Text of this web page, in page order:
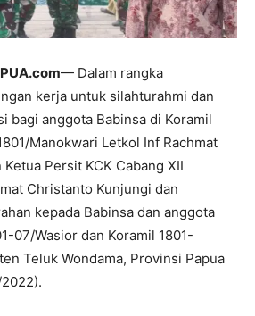
— Dalam rangka
kerja untuk silahturahmi dan
bagi anggota Babinsa di Koramil
Manokwari Letkol Inf Rachmat
Persit KCK Cabang XII
Christanto Kunjungi dan
kepada Babinsa dan anggota
07/Wasior dan Koramil 1801-
Teluk Wondama, Provinsi Papua